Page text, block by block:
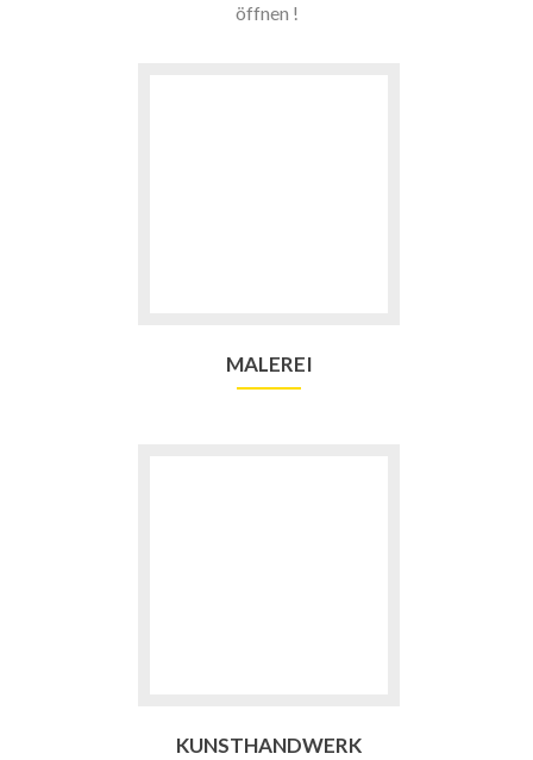
öffnen !
MALEREI
KUNSTHANDWERK